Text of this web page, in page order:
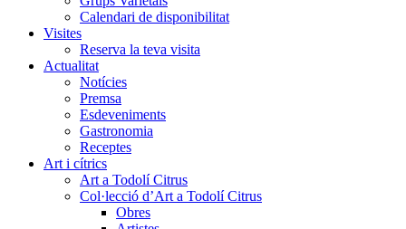
Calendari de disponibilitat
Visites
Reserva la teva visita
Actualitat
Notícies
Premsa
Esdeveniments
Gastronomia
Receptes
Art i cítrics
Art a Todolí Citrus
Col·lecció d’Art a Todolí Citrus
Obres